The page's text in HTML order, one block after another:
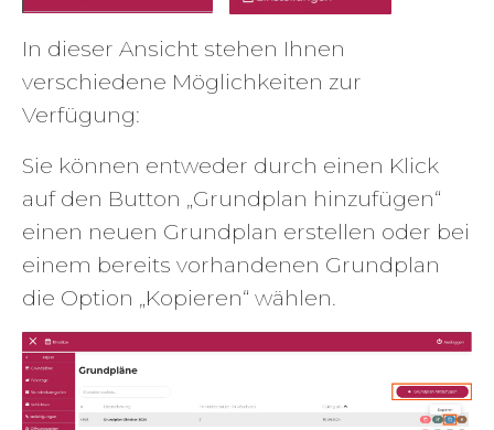
In dieser Ansicht stehen Ihnen
verschiedene Möglichkeiten zur
Verfügung:
Sie können entweder durch einen Klick
auf den Button „Grundplan hinzufügen“
einen neuen Grundplan erstellen oder bei
einem bereits vorhandenen Grundplan
die Option „Kopieren“ wählen.